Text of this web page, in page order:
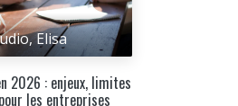
Elisa
2026 : enjeux, limites
les entreprises